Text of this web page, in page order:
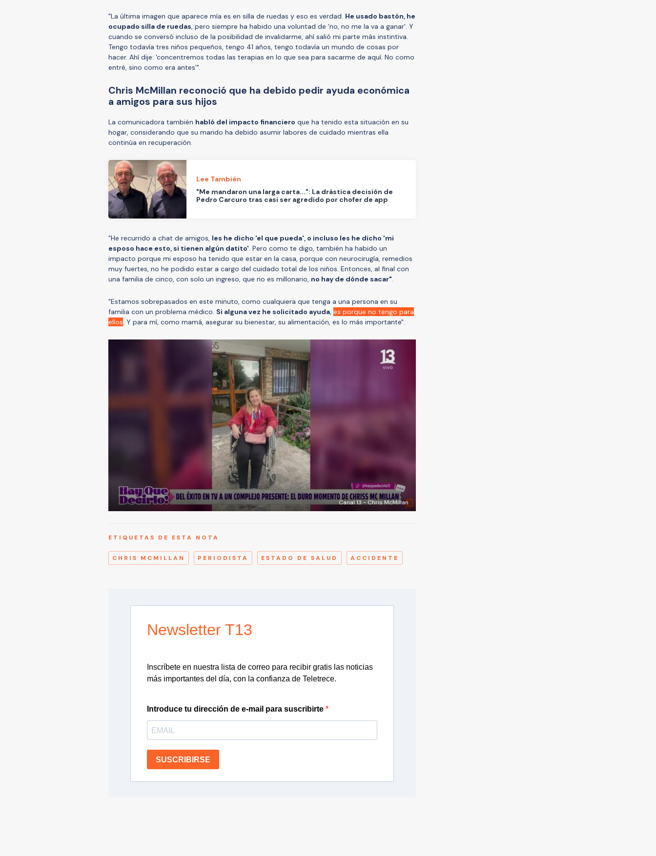
"La última imagen que aparece mía es en silla de ruedas y eso es verdad. He usado bastón, he
ocupado silla de ruedas, pero siempre ha habido una voluntad de 'no, no me la va a ganar'. Y
cuando se conversó incluso de la posibilidad de invalidarme, ahí salió mi parte más instintiva.
Tengo todavía tres niños pequeños, tengo 41 años, tengo todavía un mundo de cosas por
hacer. Ahí dije: 'concentremos todas las terapias en lo que sea para sacarme de aquí. No como
entré, sino como era antes'".
Chris McMillan reconoció que ha debido pedir ayuda económica
a amigos para sus hijos
La comunicadora también habló del impacto financiero que ha tenido esta situación en su
hogar, considerando que su marido ha debido asumir labores de cuidado mientras ella
continúa en recuperación.
Lee También
"Me mandaron una larga carta...": La drástica decisión de
Pedro Carcuro tras casi ser agredido por chofer de app
"He recurrido a chat de amigos, les he dicho 'el que pueda', o incluso les he dicho 'mi
esposo hace esto, si tienen algún datito'. Pero como te digo, también ha habido un
impacto porque mi esposo ha tenido que estar en la casa, porque con neurocirugía, remedios
muy fuertes, no he podido estar a cargo del cuidado total de los niños. Entonces, al final con
una familia de cinco, con solo un ingreso, que no es millonario, no hay de dónde sacar".
"Estamos sobrepasados en este minuto, como cualquiera que tenga a una persona en su
familia con un problema médico. Si alguna vez he solicitado ayuda, es porque no tengo para
ellos. Y para mí, como mamá, asegurar su bienestar, su alimentación, es lo más importante".
Canal 13 - Chris McMillan
ETIQUETAS DE ESTA NOTA
CHRIS MCMILLAN PERIODISTA ESTADO DE SALUD ACCIDENTE
Newsletter T13
Inscríbete en nuestra lista de correo para recibir gratis las noticias
más importantes del día, con la confianza de Teletrece.
Introduce tu dirección de e-mail para suscribirte
SUSCRIBIRSE